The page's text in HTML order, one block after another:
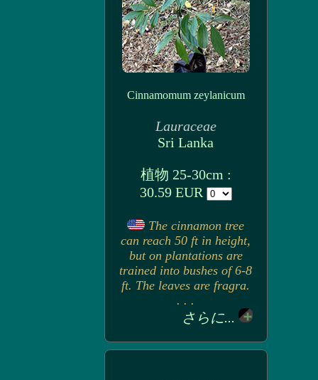
Cinnamomum zeylanicum
Lauraceae
Sri Lanka
植物 25-30cm :
30.59 EUR
The cinnamon tree
can reach 50 ft in height,
but on plantations are
trained into bushes of 6-8
ft. The leaves are fragra.
. . .
さらに...